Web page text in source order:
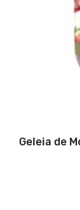
Geleia de